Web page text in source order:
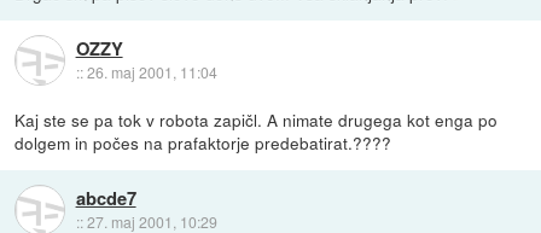
OZZY
::26. maj 2001, 11:04
Kaj ste se pa tok v robota zapičl. A nimate drugega kot enga po
dolgem in počes na prafaktorje predebatirat.????
abcde7
::27. maj 2001, 10:29